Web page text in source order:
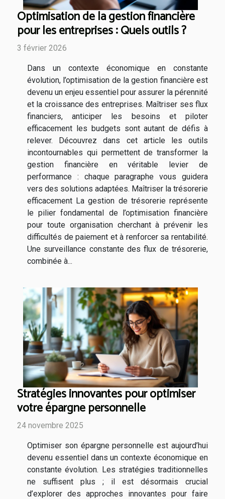
Optimisation de la gestion financière
pour les entreprises : Quels outils ?
3 février 2026
Dans un contexte économique en constante
évolution, l’optimisation de la gestion financière est
devenu un enjeu essentiel pour assurer la pérennité
et la croissance des entreprises. Maîtriser ses flux
financiers, anticiper les besoins et piloter
efficacement les budgets sont autant de défis à
relever. Découvrez dans cet article les outils
incontournables qui permettent de transformer la
gestion financière en véritable levier de
performance : chaque paragraphe vous guidera
vers des solutions adaptées. Maîtriser la trésorerie
efficacement La gestion de trésorerie représente
le pilier fondamental de l’optimisation financière
pour toute organisation cherchant à prévenir les
difficultés de paiement et à renforcer sa rentabilité.
Une surveillance constante des flux de trésorerie,
combinée à...
Stratégies innovantes pour optimiser
votre épargne personnelle
24 novembre 2025
Optimiser son épargne personnelle est aujourd’hui
devenu essentiel dans un contexte économique en
constante évolution. Les stratégies traditionnelles
ne suffisent plus ; il est désormais crucial
d’explorer des approches innovantes pour faire